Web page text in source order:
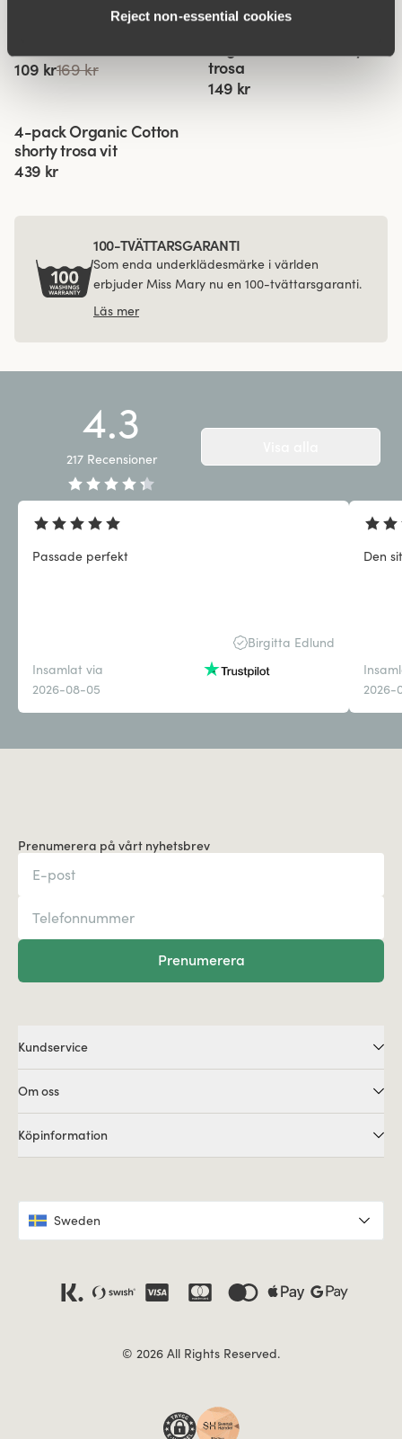
Reject non‑essential cookies
Relaterade produkter
109 kr169 kr
trosa
149 kr
4-pack Organic Cotton
shorty trosa vit
439 kr
100-TVÄTTARSGARANTI
Som enda underklädesmärke i världen
erbjuder Miss Mary nu en 100-tvättarsgaranti.
Läs mer
4.3
217 Recensioner
Passade perfekt
Birgitta Edlund
Insamlat via
2026-08-05
Den
2026-
Prenumerera på vårt nyhetsbrev
Prenumerera
© 2026 All Rights Reserved.
Kundservice
Om oss
Köpinformation
Sweden